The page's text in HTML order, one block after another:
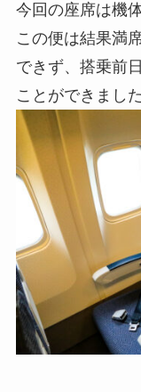
今回の座席は機
この便は結果満
できず、搭乗前
ことができました